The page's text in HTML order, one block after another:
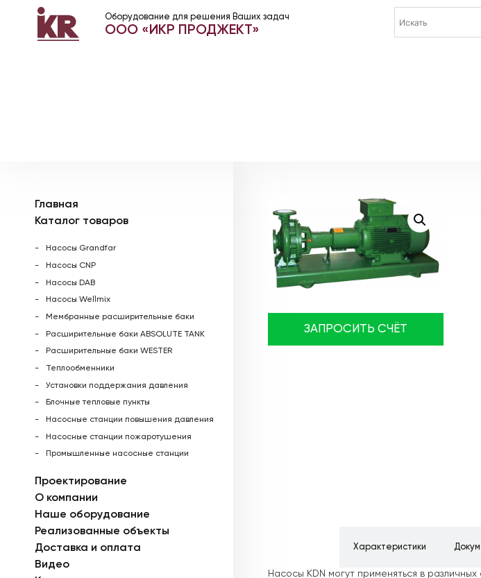
Оборудование для решения Ваших задач
ООО «ИКР ПРОДЖЕКТ»
Главная
Каталог товаров
Насосы Grandfar
Насосы CNP
Насосы DAB
Насосы Wellmix
Мембранные расширительные баки
Расширительные баки ABSOLUTE TANK
Расширительные баки WESTER
Теплообменники
Установки поддержания давления
Блочные тепловые пункты
Насосные станции повышения давления
Насосные станции пожаротушения
Промышленные насосные станции
Проектирование
О компании
Наше оборудование
Реализованные объекты
Доставка и оплата
Видео
ЗАПРОСИТЬ СЧЁТ
Характеристики
Насосы KDN могут применяться в